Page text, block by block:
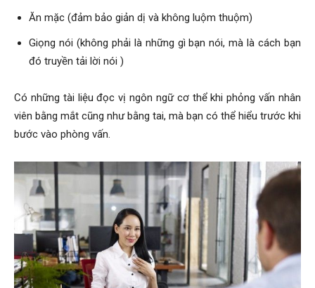
Ăn mặc (đảm bảo giản dị và không luộm thuộm)
Giọng nói (không phải là những gì bạn nói, mà là cách bạn
đó truyền tải lời nói )
Có những tài liệu đọc vị ngôn ngữ cơ thể khi phỏng vấn nhân
viên bằng mắt cũng như bằng tai, mà bạn có thể hiểu trước khi
bước vào phòng vấn.